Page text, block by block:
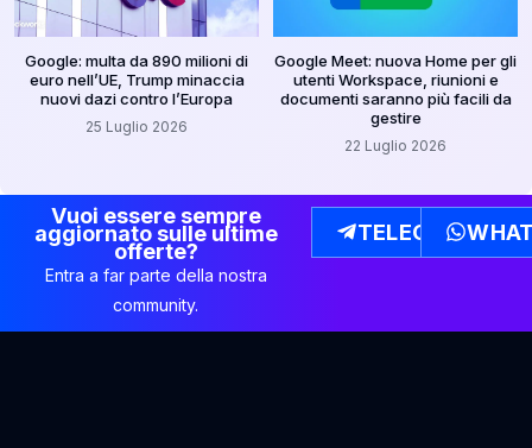
Google: multa da 890 milioni di
euro nell’UE, Trump minaccia
nuovi dazi contro l’Europa
25 Luglio 2026
Google Meet: nuova Home per gli
utenti Workspace, riunioni e
documenti saranno più facili da
gestire
22 Luglio 2026
Vuoi essere sempre
aggiornato sulle ultime
offerte?
Entra a far parte della nostra
community.
TELEGRAM